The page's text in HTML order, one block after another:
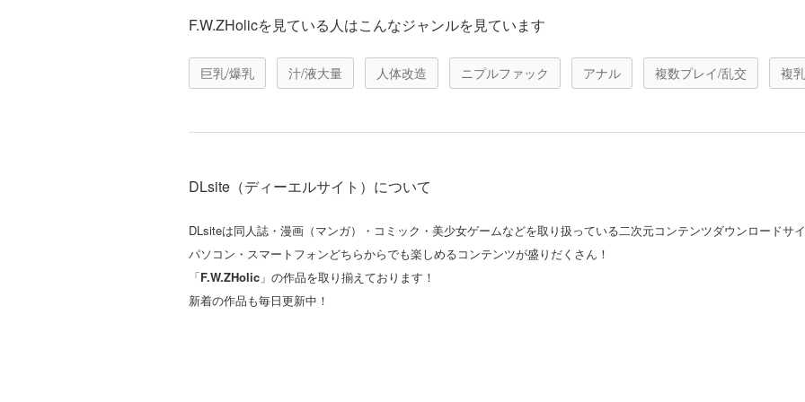
F.W.ZHolicを見ている人はこんなジャンルを見ています
巨乳/爆乳 汁/液大量 人体改造 ニプルファック アナル 複数プレイ/乱交 複
DLsite（ディーエルサイト）について
DLsiteは同人誌・漫画（マンガ）・コミック・美少女ゲームなどを取り扱っている二次元コンテンツダウンロードサイ
パソコン・スマートフォンどちらからでも楽しめるコンテンツが盛りだくさん！
「F.W.ZHolic 」の作品を取り揃えております！
新着の作品も毎日更新中！